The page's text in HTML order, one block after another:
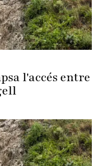
l'accés entre